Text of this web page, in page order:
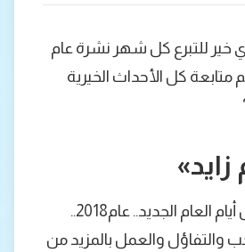
خير للتبرع كل شهر نشرة عام
متابعة كل الأحداث الخيرية
زايد»
نستقبل صباح أول أيام العام الجديد.. عام2018..
والتفاؤل والعمل بالمزيد من